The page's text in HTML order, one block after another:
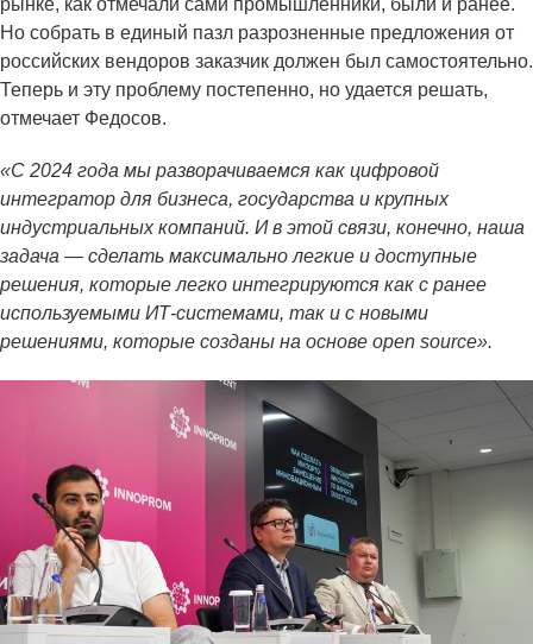
рынке, как отмечали сами промышленники, были и ранее.
Но собрать в единый пазл разрозненные предложения от
российских вендоров заказчик должен был самостоятельно.
Теперь и эту проблему постепенно, но удается решать,
отмечает Федосов.
«С 2024 года мы разворачиваемся как цифровой
интегратор для бизнеса, государства и крупных
индустриальных компаний. И в этой связи, конечно, наша
задача — сделать максимально легкие и доступные
решения, которые легко интегрируются как с ранее
используемыми ИТ-системами, так и с новыми
решениями, которые созданы на основе open source».